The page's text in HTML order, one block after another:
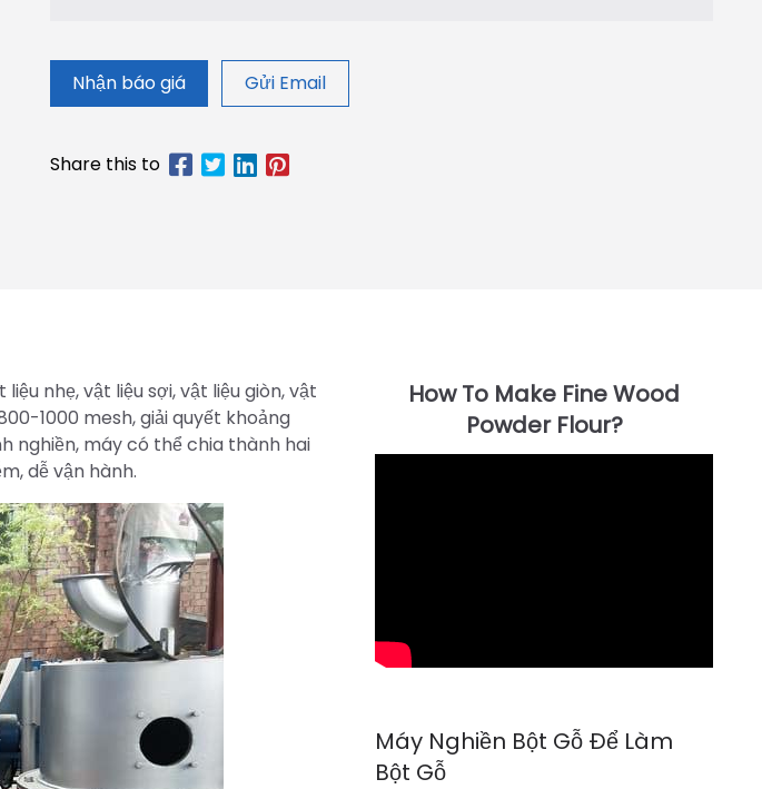
Nhận báo giá Gửi Email
nhẹ, vật liệu sợi, vật liệu giòn, vật
1000 mesh, giải quyết khoảng
nghiền, máy có thể chia thành hai
dễ vận hành.
Máy Nghiền Bột Gỗ Để Làm
Bột Gỗ